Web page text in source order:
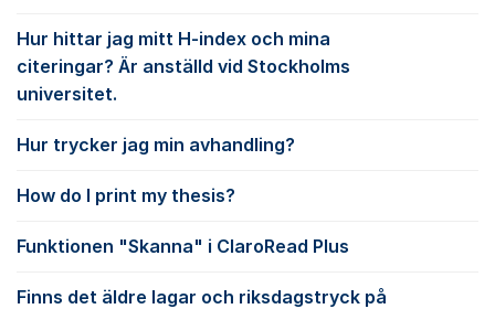
Hur hittar jag mitt H-index och mina
citeringar? Är anställd vid Stockholms
universitet.
Hur trycker jag min avhandling?
How do I print my thesis?
Funktionen "Skanna" i ClaroRead Plus
Finns det äldre lagar och riksdagstryck på